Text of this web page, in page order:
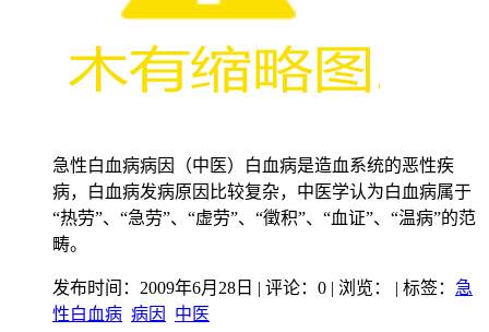
急性白血病病因（中医）白血病是造血系统的恶性疾
病，白血病发病原因比较复杂，中医学认为白血病属于
“热劳”、“急劳”、“虚劳”、“徵积”、“血证”、“温病”的范
畴。
发布时间：2009年6月28日 | 评论：0 | 浏览： | 标签： 急
性白血病 病因 中医